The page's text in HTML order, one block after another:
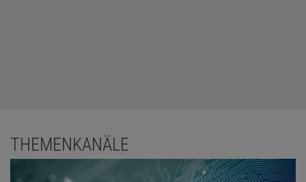
THEMENKANÄLE